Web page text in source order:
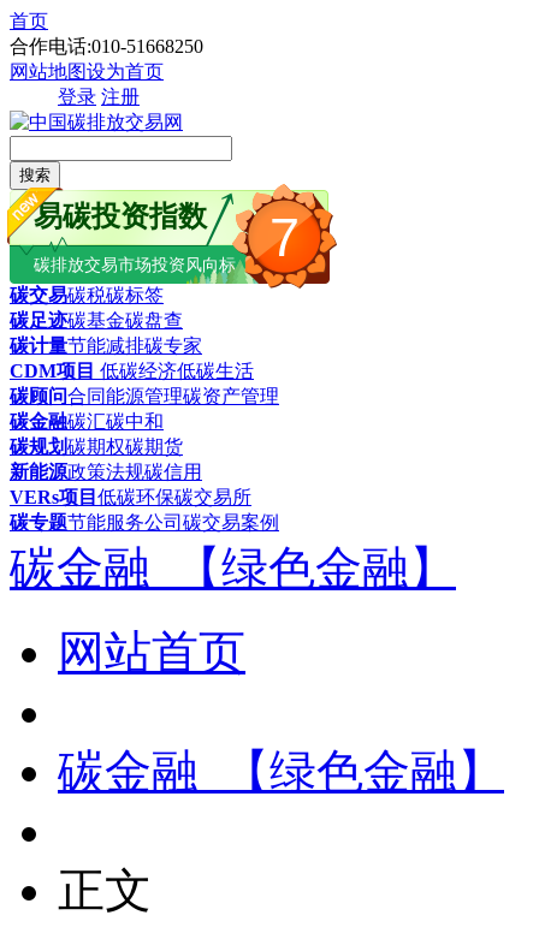
首页
合作电话:010-51668250
网站地图设为首页
登录 注册
搜索
7
易碳投资指数
碳排放交易市场投资风向标
碳交易碳税碳标签
碳足迹碳基金碳盘查
碳计量节能减排碳专家
CDM项目 低碳经济低碳生活
碳顾问合同能源管理碳资产管理
碳金融碳汇碳中和
碳规划碳期权碳期货
新能源政策法规碳信用
VERs项目 低碳环保碳交易所
碳专题节能服务公司 碳交易案例
碳金融_【绿色金融】
网站首页
碳金融_【绿色金融】
正文